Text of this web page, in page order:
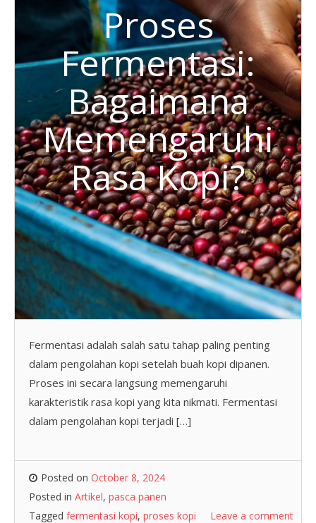
Proses
Fermentasi:
Bagaimana
Memengaruhi
Rasa Kopi?
Fermentasi adalah salah satu tahap paling penting
dalam pengolahan kopi setelah buah kopi dipanen.
Proses ini secara langsung memengaruhi
karakteristik rasa kopi yang kita nikmati. Fermentasi
dalam pengolahan kopi terjadi […]
Posted on October 8, 2024
Posted in Artikel, pasca panen
Tagged fermentasi kopi, proses kopi Leave a comment